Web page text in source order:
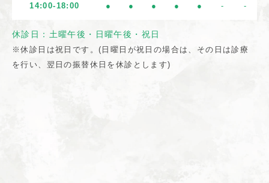
14:00-18:00 ● ● ● ● ● - -
休診日：土曜午後・日曜午後・祝日
※休診日は祝日です。(日曜日が祝日の場合は、その日は診療
を行い、翌日の振替休日を休診とします)